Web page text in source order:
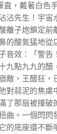
直，戴著白色
沾先生！宇宙
離子炮鎖定前
的酸氣猛地從
音效：「警告
九點九九的醋
敵，王醋狂，
對蒜泥的焦慮
了那扇被撞破
曲。一個閃閃
的底座還不斷